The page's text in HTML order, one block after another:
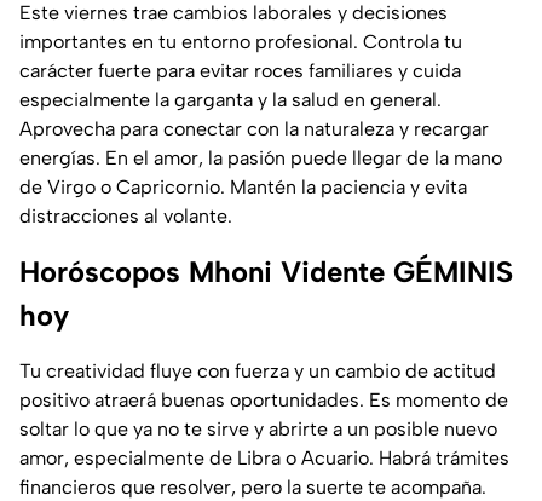
Este viernes trae cambios laborales y decisiones
importantes en tu entorno profesional. Controla tu
carácter fuerte para evitar roces familiares y cuida
especialmente la garganta y la salud en general.
Aprovecha para conectar con la naturaleza y recargar
energías. En el amor, la pasión puede llegar de la mano
de Virgo o Capricornio. Mantén la paciencia y evita
distracciones al volante.
Horóscopos Mhoni Vidente GÉMINIS
hoy
Tu creatividad fluye con fuerza y un cambio de actitud
positivo atraerá buenas oportunidades. Es momento de
soltar lo que ya no te sirve y abrirte a un posible nuevo
amor, especialmente de Libra o Acuario. Habrá trámites
financieros que resolver, pero la suerte te acompaña.